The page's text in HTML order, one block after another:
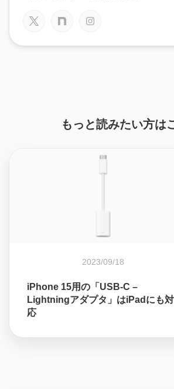
もっと読みたい方は
2023/09/18
iPhone 15用の「USB-C –
Lightningアダプタ」はiPadにも対
応